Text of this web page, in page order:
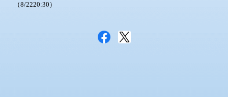
（8/2220:30）